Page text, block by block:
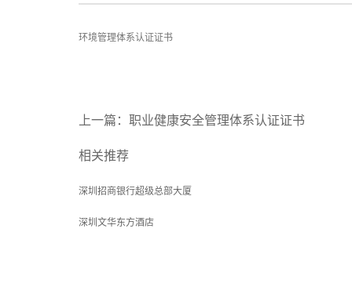
环境管理体系认证证书
上一篇： 职业健康安全管理体系认证证书
相关推荐
深圳招商银行超级总部大厦
深圳文华东方酒店